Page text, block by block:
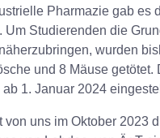
Pharmazie gab es
Um Studierenden die
wurden
und 8 Mäuse getötet.
1. Januar 2024
von uns im Oktober 2023